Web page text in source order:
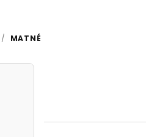
/ MATNÉ